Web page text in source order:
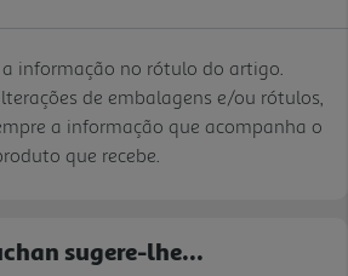
informação no rótulo do artigo.
de embalagens e/ou rótulos,
a informação que acompanha o
que recebe.
sugere-lhe...